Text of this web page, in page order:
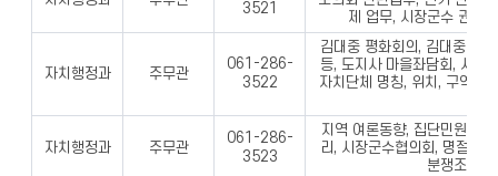
3521
제 업무, 시장군수 권역
자치행정과 주무관
061-286-
3522
김대중 평화회의, 김대중-만
등, 도지사 마을좌담회, 시,군
자치단체 명칭, 위치, 구역 조
자치행정과 주무관
061-286-
3523
지역 여론동향, 집단민원 동
리, 시장군수협의회, 명절 종
분쟁조정위